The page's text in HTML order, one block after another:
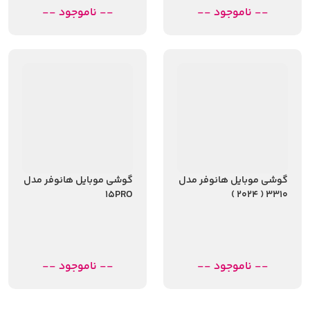
-- ناموجود -- -- ناموجود --
گوشی موبایل هانوفر مدل
3310 ( 2024 )
-- ناموجود --
گوشی موبایل هانوفر مدل
15PRO
-- ناموجود --